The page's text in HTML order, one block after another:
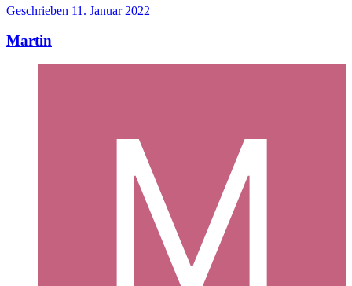
Geschrieben 11. Januar 2022
Martin